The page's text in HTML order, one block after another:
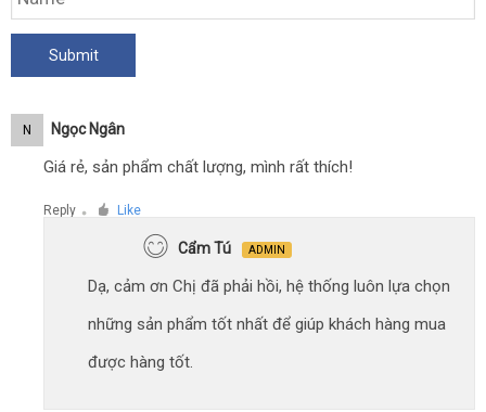
N Ngọc Ngân
Giá rẻ, sản phẩm chất lượng, mình rất thích!
Reply ● Like
Cẩm Tú ADMIN
Dạ, cảm ơn Chị đã phải hồi, hệ thống luôn lựa chọn
những sản phẩm tốt nhất để giúp khách hàng mua
được hàng tốt.